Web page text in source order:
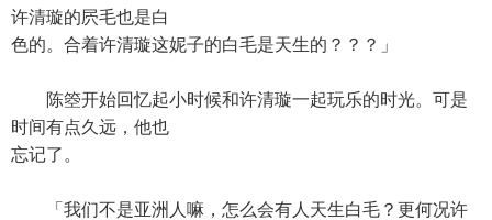
许清璇的屄毛也是白
色的。合着许清璇这妮子的白毛是天生的？？？」
陈箜开始回忆起小时候和许清璇一起玩乐的时光。可是
时间有点久远，他也
忘记了。
「我们不是亚洲人嘛，怎么会有人天生白毛？更何况许